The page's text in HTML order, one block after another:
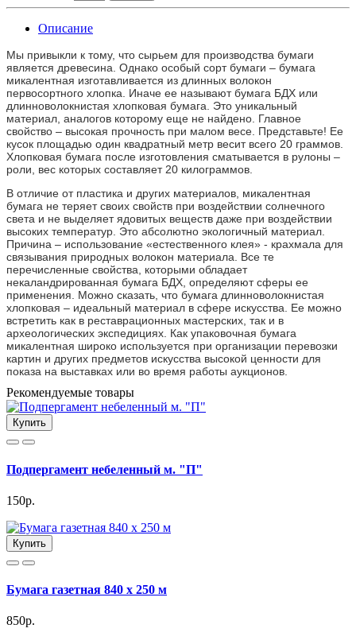
Описание
Мы привыкли к тому, что сырьем для производства бумаги
является древесина. Однако особый сорт бумаги – бумага
микалентная изготавливается из длинных волокон
первосортного хлопка. Иначе ее называют бумага БДХ или
длинноволокнистая хлопковая бумага. Это уникальный
материал, аналогов которому еще не найдено. Главное
свойство – высокая прочность при малом весе. Представьте! Ее
кусок площадью один квадратный метр весит всего 20 граммов.
Хлопковая бумага после изготовления сматывается в рулоны –
роли, вес которых составляет 20 килограммов.
В отличие от пластика и других материалов, микалентная
бумага не теряет своих свойств при воздействии солнечного
света и не выделяет ядовитых веществ даже при воздействии
высоких температур. Это абсолютно экологичный материал.
Причина – использование «естественного клея» - крахмала для
связывания природных волокон материала. Все те
перечисленные свойства, которыми обладает
некаландрированная бумага БДХ, определяют сферы ее
применения. Можно сказать, что бумага длинноволокнистая
хлопковая – идеальный материал в сфере искусства. Ее можно
встретить как в реставрационных мастерских, так и в
археологических экспедициях. Как упаковочная бумага
микалентная широко используется при организации перевозки
картин и других предметов искусства высокой ценности для
показа на выставках или во время работы аукционов.
Рекомендуемые товары
Купить
Подпергамент небеленный м. "П"
150р.
Купить
Бумага газетная 840 х 250 м
850р.